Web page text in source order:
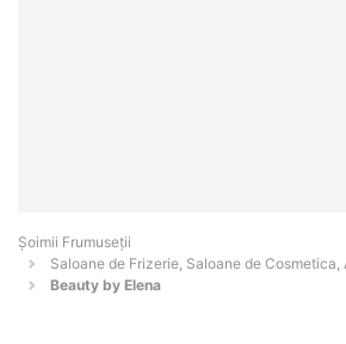
Șoimii Frumuseții
Saloane de Frizerie, Saloane de
Beauty by Elena